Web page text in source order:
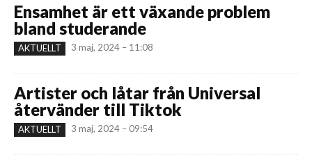
Ensamhet är ett växande problem
bland studerande
AKTUELLT 3 maj, 2024 – 11:08
Artister och låtar från Universal
återvänder till Tiktok
AKTUELLT 3 maj, 2024 – 09:54